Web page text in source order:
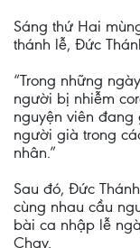
Sáng thứ Hai
thánh lễ, Đức
“Trong những
người bị nhiễm
nguyện viên
người già trong
nhân.”
Sau đó, Đức
cùng nhau cầu
bài ca nhập lễ
Chay.